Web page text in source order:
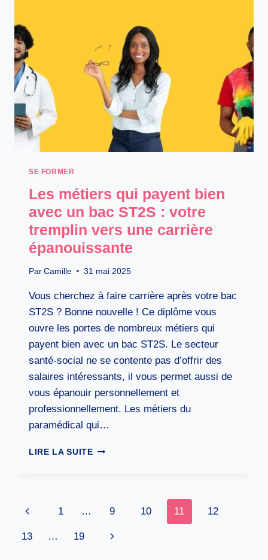
SANS
COMPROMIS
POUR
TRANSFORMER
VOTRE
PASSION
REVENUS
SE FORMER
Les métiers qui payent bien
avec un bac ST2S : votre
tremplin vers une carrière
épanouissante
Par Camille 31 mai 2025
Vous cherchez à faire carrière après votre bac
ST2S ? Bonne nouvelle ! Ce diplôme vous
ouvre les portes de nombreux métiers qui
payent bien avec un bac ST2S. Le secteur
santé-social ne se contente pas d’offrir des
salaires intéressants, il vous permet aussi de
vous épanouir personnellement et
professionnellement. Les métiers du
paramédical qui…
LIRE LA SUITELES
AVEC
BAC
Navigation
page
Page
précédente
1 … 9 10 11 12
13 … 19
Page